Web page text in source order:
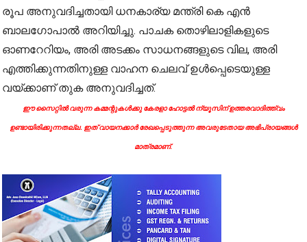
രൂപ അനുവദിച്ചതായി ധനകാര്യ മന്ത്രി കെ എൻ
ബാലഗോപാൽ അറിയിച്ചു. പാചക തൊഴിലാളികളുടെ
ഓണറേറിയം, അരി അടക്കം സാധനങ്ങളുടെ വില, അരി
എത്തിക്കുന്നതിനുള്ള വാഹന ചെലവ് ഉൾപ്പെടെയുള്ള
വയ്ക്കാണ് തുക അനുവദിച്ചത്.
ഈ സൈറ്റിൽ വരുന്ന കമ്മന്റുകൾക്കു കേരളാ ഹോട്ടൽ ന്യൂസിന് ഉത്തരവാദിത്ത്വം
ഉണ്ടായിരിക്കുന്നതല്ല. ഇത് വായനക്കാർ രേഖപ്പെടുത്തുന്ന അവരുടേതായ അഭിപ്രായങ്ങൾ
മാത്രമാണ്.